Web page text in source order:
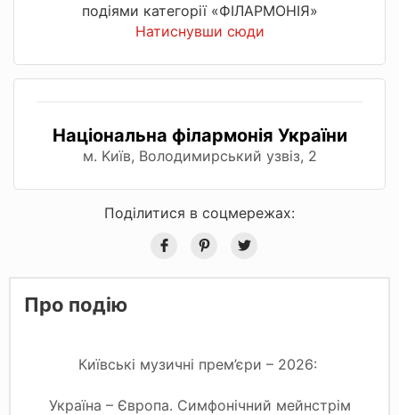
подіями категорії «ФІЛАРМОНІЯ»
Натиснувши сюди
Національна філармонія України
м. Kиїв, Володимирський узвіз, 2
Поділитися в соцмережах:
Про подію
Київські музичні прем’єри – 2026:
Україна – Європа. Симфонічний мейнстрім